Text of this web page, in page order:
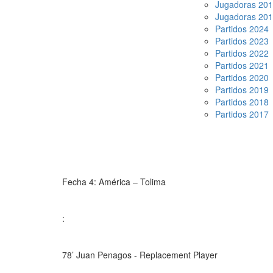
Jugadoras
Jugadoras
Partidos 2024
Partidos 2023
Partidos 2022
Partidos 2021
Partidos 2020
Partidos 2019
Partidos 2018
Partidos 2017
Fecha 4: América – Tolima
:
78’ Juan Penagos - Replacement Player